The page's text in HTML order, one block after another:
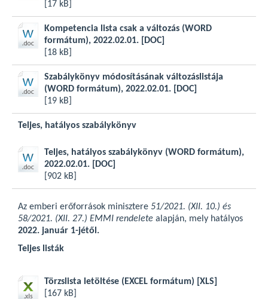
[17 kB]
Kompetencia lista csak a változás (WORD
formátum), 2022.02.01.
[DOC]
[18 kB]
Szabálykönyv módosításának változáslistája
(WORD formátum), 2022.02.01.
[DOC]
[19 kB]
Teljes, hatályos szabálykönyv
Teljes, hatályos szabálykönyv (WORD formátum),
2022.02.01.
[DOC]
[902 kB]
Az emberi erőforrások minisztere 51/2021. (XII. 10.) és
58/2021. (XII. 27.) EMMI rendelete alapján, mely hatályos
2022. január 1-jétől.
Teljes listák
Törzslista letöltése (EXCEL formátum)
[XLS]
[167 kB]